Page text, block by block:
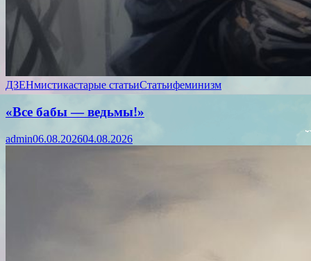
ДЗЕНмистикастарые статьиСтатьифеминизм
«Все бабы — ведьмы!»
admin06.08.202604.08.2026